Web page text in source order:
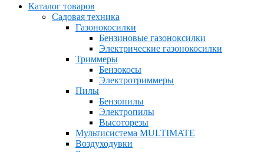
Каталог товаров
Садовая техника
Газонокосилки
Бензиновые газоноксилки
Электрические газонокосилки
Триммеры
Бензокосы
Электротриммеры
Пилы
Бензопилы
Электропилы
Высоторезы
Мультисистема MULTIMATE
Воздуходувки